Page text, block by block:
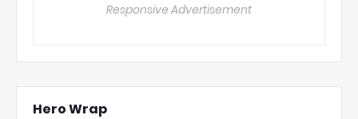
Responsive Advertisement
Hero Wrap